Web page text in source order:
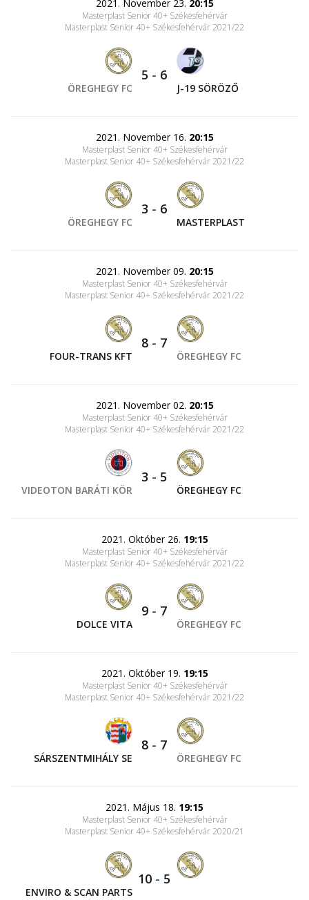
2021. November 23. 20:15
Masterplast Senior 40+ Székesfehérvár
Masterplast Senior 40+ Székesfehérvár 2021/22
ÖREGHEGY FC
5 - 6
J-19 SÖRÖZŐ
2021. November 16. 20:15
Masterplast Senior 40+ Székesfehérvár
Masterplast Senior 40+ Székesfehérvár 2021/22
ÖREGHEGY FC
3 - 6
MASTERPLAST
2021. November 09. 20:15
Masterplast Senior 40+ Székesfehérvár
Masterplast Senior 40+ Székesfehérvár 2021/22
FOUR-TRANS KFT
8 - 7
ÖREGHEGY FC
2021. November 02. 20:15
Masterplast Senior 40+ Székesfehérvár
Masterplast Senior 40+ Székesfehérvár 2021/22
VIDEOTON BARÁTI KÖR
3 - 5
ÖREGHEGY FC
2021. Október 26. 19:15
Masterplast Senior 40+ Székesfehérvár
Masterplast Senior 40+ Székesfehérvár 2021/22
DOLCE VITA
9 - 7
ÖREGHEGY FC
2021. Október 19. 19:15
Masterplast Senior 40+ Székesfehérvár
Masterplast Senior 40+ Székesfehérvár 2021/22
SÁRSZENTMIHÁLY SE
8 - 7
ÖREGHEGY FC
2021. Május 18. 19:15
Masterplast Senior 40+ Székesfehérvár
Masterplast Senior 40+ Székesfehérvár 2020/21
ENVIRO & SCAN PARTS
10 - 5